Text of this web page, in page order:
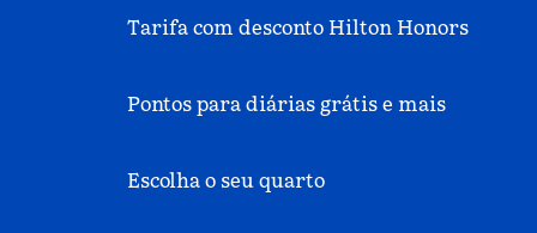
Tarifa com desconto Hilton Honors
Pontos para diárias grátis e mais
Escolha o seu quarto